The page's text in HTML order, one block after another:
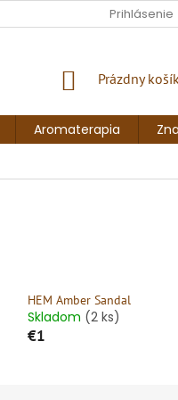
ODSTÚPENIE OD ZMLUVY
Prihlásenie
NÁKUPNÝ
Prázdny
Aromaterapia
HEM Amber Sandal
Skladom (2 ks)
€1